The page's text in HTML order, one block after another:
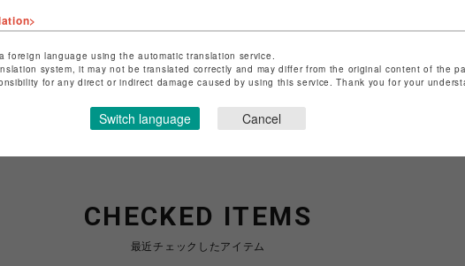
舗名
定商取引法など法令に基づく表記はこちら
ョップお問い合わせはこちら
CHECKED ITEMS
最近チェックしたアイテム
foreign language using the automatic translation service.
system, it may not be translated correctly and may differ from the original content of the
for any direct or indirect damage caused by using this service. Thank you for your
Switch language Cancel